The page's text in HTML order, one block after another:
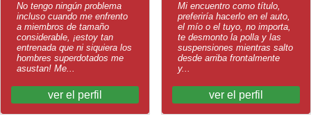
No tengo ningún problema
incluso cuando me enfrento
a miembros de tamaño
considerable, ¡estoy tan
entrenada que ni siquiera los
hombres superdotados me
asustan! Me...
ver el perfil
Mi encuentro como título,
preferiría hacerlo en el auto,
el mío o el tuyo, no importa,
te desmonto la polla y las
suspensiones mientras salto
desde arriba frontalmente
y...
ver el perfil